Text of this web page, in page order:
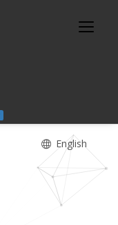
English